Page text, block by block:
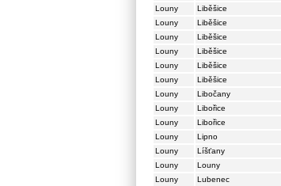
Louny
Liběšice
Louny
Liběšice
Louny
Liběšice
Louny
Liběšice
Louny
Liběšice
Louny
Liběšice
Louny
Libočany
Louny
Libořice
Louny
Libořice
Louny
Lipno
Louny
Líšťany
Louny
Louny
Louny
Lubenec